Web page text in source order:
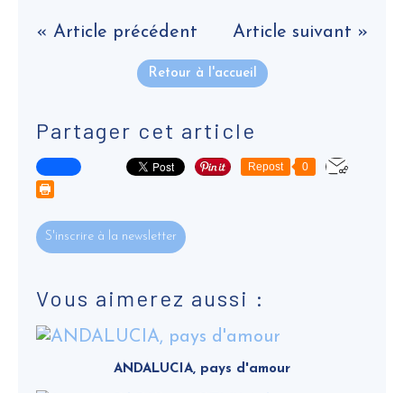
« Article précédent Article suivant »
Retour à l'accueil
Partager cet article
Repost 0
S'inscrire à la newsletter
Vous aimerez aussi :
ANDALUCIA, pays d'amour